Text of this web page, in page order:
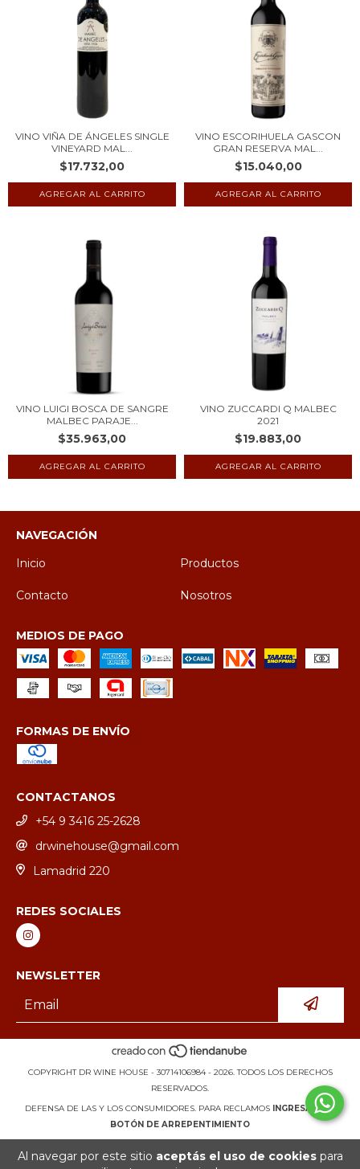
Al navegar por este sitio aceptás el uso de cookiespara
VINO VIÑA DE ÁNGELES SINGLE
VINEYARD MAL...
$17.732,00
VINO ESCORIHUELA GASCON
GRAN RESERVA MAL...
$15.040,00
VINO LUIGI BOSCA DE SANGRE
MALBEC PARAJE...
$35.963,00
VINO ZUCCARDI Q MALBEC
2021
$19.883,00
NAVEGACIÓN
Inicio
Productos
Contacto Nosotros
MEDIOS DE PAGO
FORMAS DE ENVÍO
CONTACTANOS
+54 9 3416 25-2628
drwinehouse@gmail.com
Lamadrid 220
REDES SOCIALES
NEWSLETTER
COPYRIGHT DR WINE HOUSE - 30714106984 - 2026. TODOS LOS DERECHOS
RESERVADOS.
DEFENSA DE LAS Y LOS CONSUMIDORES. PARA RECLAMOS INGRESÁ ACÁ.
BOTÓN DE ARREPENTIMIENTO